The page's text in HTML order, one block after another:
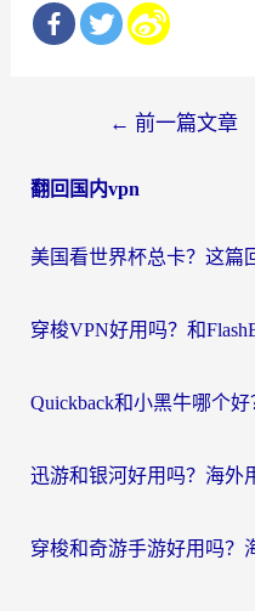
导
← 前一篇文章
翻回国内vpn